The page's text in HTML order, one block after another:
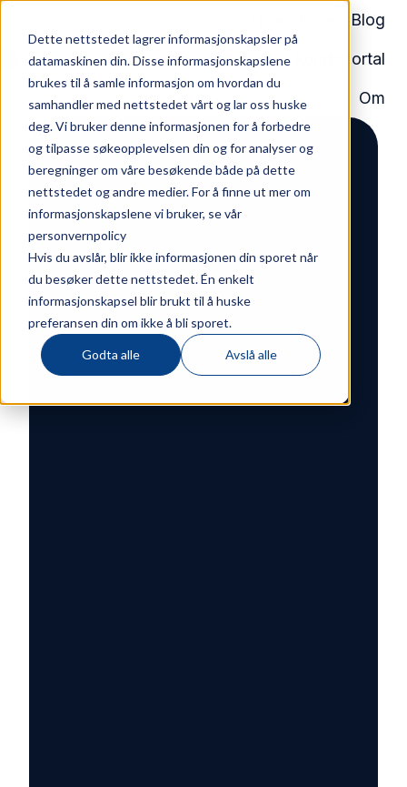
Dette nettstedet lagrer informasjonskapsler på
datamaskinen din. Disse informasjonskapslene
brukes til å samle informasjon om hvordan du
samhandler med nettstedet vårt og lar oss huske
deg. Vi bruker denne informasjonen for å forbedre
og tilpasse søkeopplevelsen din og for analyser og
beregninger om våre besøkende både på dette
nettstedet og andre medier. For å finne ut mer om
informasjonskapslene vi bruker, se vår
personvernpolicy
Hvis du avslår, blir ikke informasjonen din sporet når
du besøker dette nettstedet. Én enkelt
informasjonskapsel blir brukt til å huske
preferansen din om ikke å bli sporet.
Godta alle Avslå alle
Blog
Kunnskapsbase Kundeportal
Om